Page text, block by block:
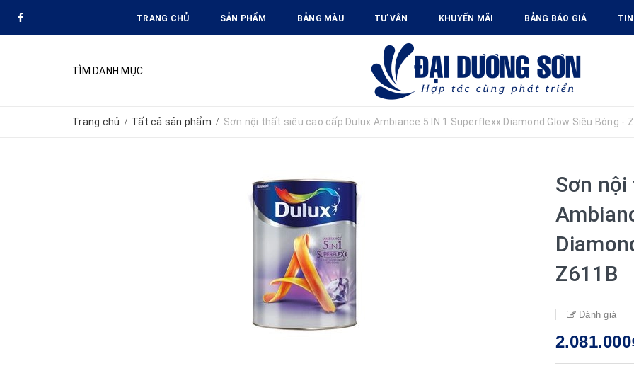
TRANG CHỦ SẢN PHẨM BẢNG MÀU TƯ VẤN KHUYẾN MÃI BẢNG BÁO GIÁ
TÌM DANH MỤC
Trang chủ / Tất cả sản phẩm / Sơn nội thất siêu cao cấp Dulux Ambiance 5 IN 1 Superflexx Diamond Glow Siêu Bóng -
Sơn
Z611B
Đánh giá